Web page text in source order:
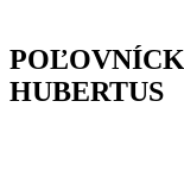
HUBERTUS